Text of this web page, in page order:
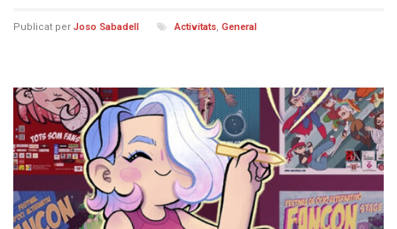
Publicat per Joso Sabadell Activitats, General